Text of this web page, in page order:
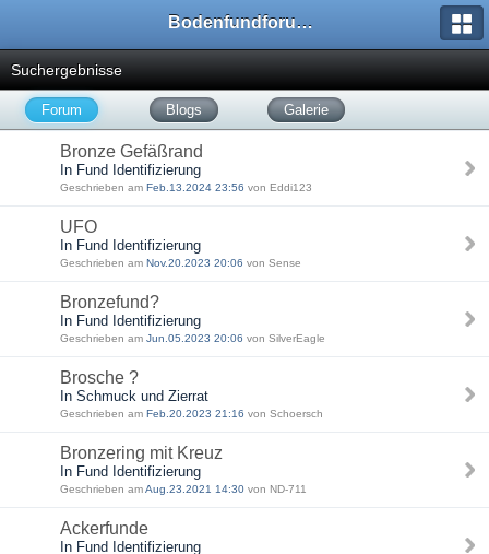
Bodenfundforum.com
Suchergebnisse
Forum Blogs Galerie
Bronze Gefäßrand
In Fund Identifizierung
Geschrieben am Feb.13.2024 23:56 von Eddi123
UFO
In Fund Identifizierung
Geschrieben am Nov.20.2023 20:06 von Sense
Bronzefund?
In Fund Identifizierung
Geschrieben am Jun.05.2023 20:06 von SilverEagle
Brosche ?
In Schmuck und Zierrat
Geschrieben am Feb.20.2023 21:16 von Schoersch
Bronzering mit Kreuz
In Fund Identifizierung
Geschrieben amAug.23.2021 14:30 von ND-711
Ackerfunde
In Fund Identifizierung